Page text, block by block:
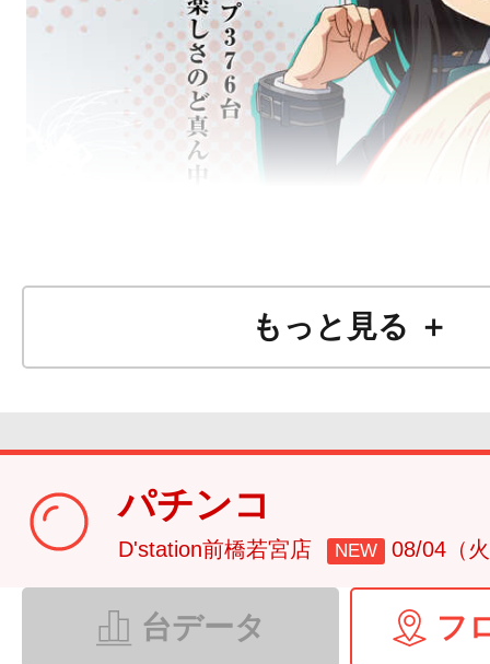
もっと見る ＋
パチンコ
D'station前橋若宮店 NEW 08/04（
台データ フ